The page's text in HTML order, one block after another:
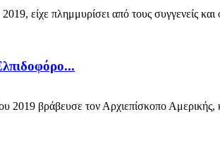
πλημμυρίσει από τους συγγενείς και
βράβευσε τον Αρχιεπίσκοπο